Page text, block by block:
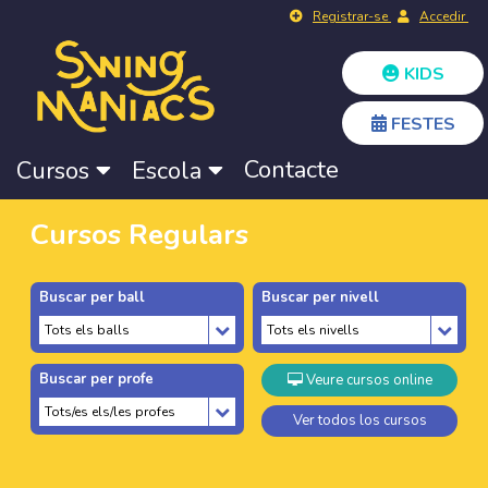
Registrar-se Accedir
KIDS
FESTES
Cursos Escola Contacte
Cursos Regulars
Buscar per ball Buscar per nivell
Buscar per profe Veure cursos online
Ver todos los cursos